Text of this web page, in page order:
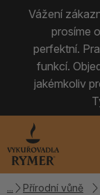
Vážení
prosíme
perfektní.
funkcí.
jakémkoliv
Přírodní vůně